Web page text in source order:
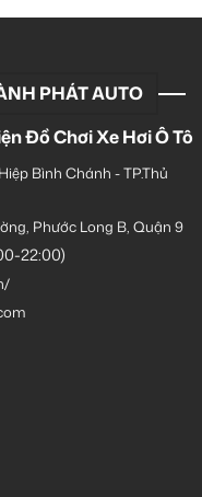
PHÁT AUTO
Đồ Chơi Xe Hơi Ô Tô
Bình Chánh - TP.Thủ
Phước Long B, Quận 9
22:00)